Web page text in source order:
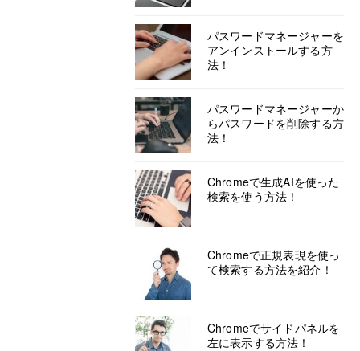
パスワードマネージャーを
アンインストールする方
法！
パスワードマネージャーか
らパスワードを削除する方
法！
Chromeで生成AIを使った
検索を使う方法！
Chromeで正規表現を使っ
て検索する方法を紹介！
Chromeでサイドパネルを
左に表示する方法！